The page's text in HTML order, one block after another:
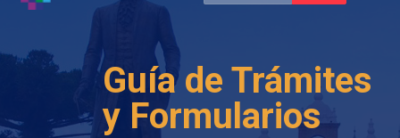
Guía de Trámites
y Formularios